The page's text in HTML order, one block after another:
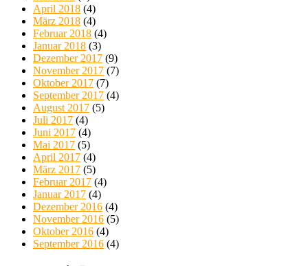
April 2018 (4)
März 2018 (4)
Februar 2018 (4)
Januar 2018 (3)
Dezember 2017 (9)
November 2017 (7)
Oktober 2017 (7)
September 2017 (4)
August 2017 (5)
Juli 2017 (4)
Juni 2017 (4)
Mai 2017 (5)
April 2017 (4)
März 2017 (5)
Februar 2017 (4)
Januar 2017 (4)
Dezember 2016 (4)
November 2016 (5)
Oktober 2016 (4)
September 2016 (4)